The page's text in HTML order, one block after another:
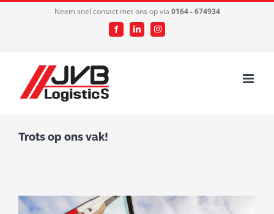
Neem snel contact met ons op via 0164 - 674934
FacebookLinkedInInstagram
Trots op ons vak!
Bekijk